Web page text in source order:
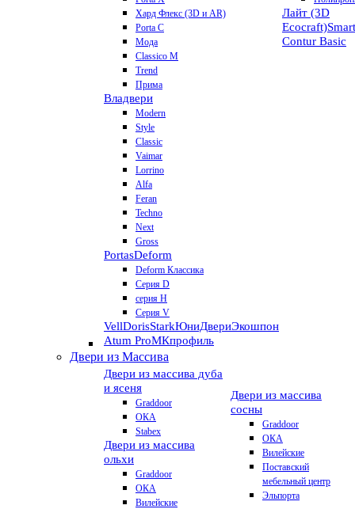
Хард Флекс (3D и AR)
Porta C
Мода
Classico M
Trend
Прима
Владвери
Modern
Style
Classic
Vaimar
Lorrino
Alfa
Feran
Techno
Next
Gross
PortasDeform
Deform Классика
Серия D
серия H
Серия V
VellDorisStarkЮниДвериЭкошпон
Atum ProМКпрофиль
Лайт (3D
Ecocraft)Smart
Contur Basic
Двери из Массива
Двери из массива дуба
и ясеня
Graddoor
ОКА
Stabex
Двери из массива
ольхи
Graddoor
ОКА
Вилейские
Двери из массива
сосны
Graddoor
ОКА
Вилейские
Поставский
мебельный центр
Эльпорта